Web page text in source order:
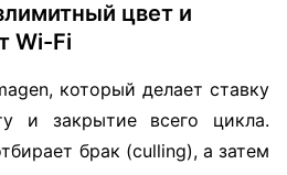
цвет и
Wi-Fi
который делает ставку
и закрытие всего цикла.
брак (culling), а затем